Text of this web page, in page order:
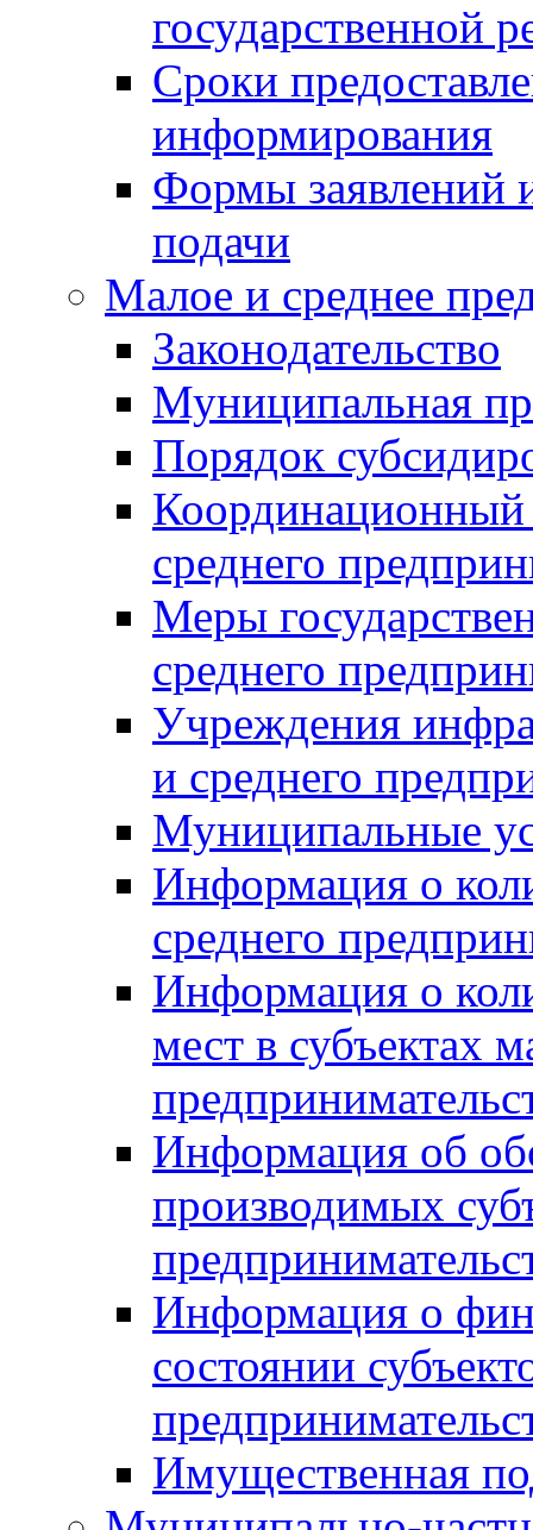
государственной
Сроки
информирования
Формы заявлений
подачи
Малое и среднее
Законодательство
Муниципальная
Порядок
Координационный
среднего
Меры
среднего
Учреждения
и среднего
Муниципальные
Информация о
среднего
Информация о
мест в субъектах
Информация об
производимых
Информация о
состоянии
Имущественная